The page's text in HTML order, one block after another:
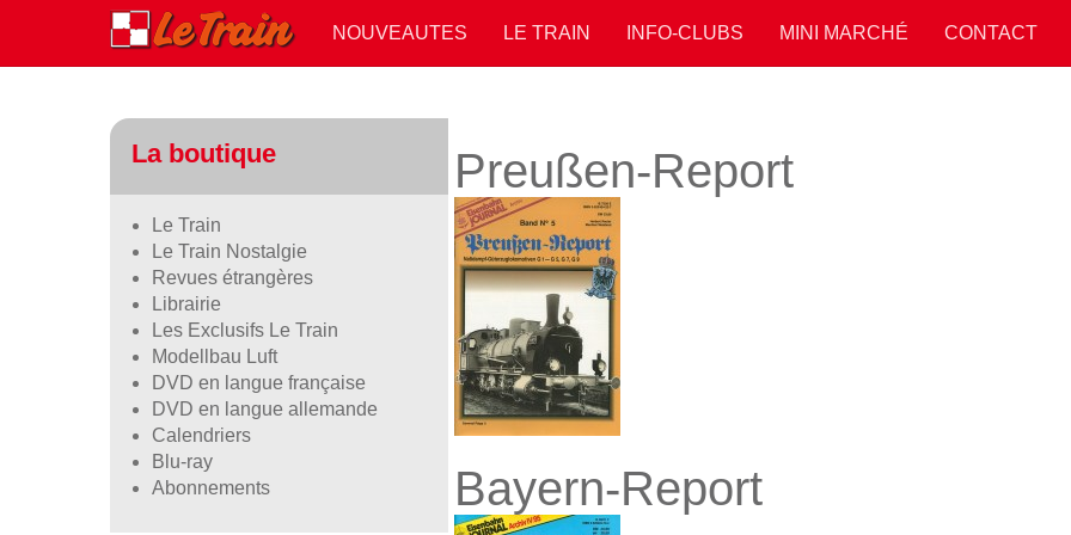
NOUVEAUTES LE TRAIN INFO-CLUBS MINI MARCHÉ CONTACT
Preußen-Report
Bayern-Report
La boutique
Le Train
Le Train Nostalgie
Revues étrangères
Librairie
Les Exclusifs Le Train
Modellbau Luft
DVD en langue française
DVD en langue allemande
Calendriers
Blu-ray
Abonnements